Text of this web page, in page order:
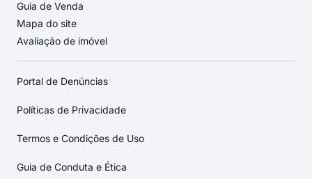
Guia de Venda
Mapa do site
Avaliação de imóvel
Portal de Denúncias
Políticas de Privacidade
Termos e Condições de Uso
Guia de Conduta e Ética